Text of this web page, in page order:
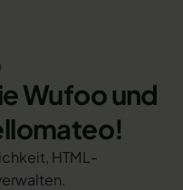
Wufoo und
HTML-